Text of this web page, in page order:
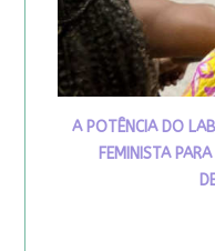
A POTÊNCIA DO
FEMINISTA